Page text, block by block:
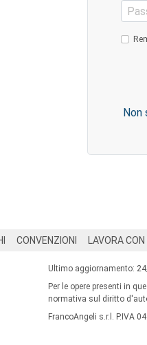
Non
CONVENZIONI LAVORA CON
Ultimo aggiornamento:
Per le opere presenti in
normativa sul diritto
FrancoAngeli s.r.l. P.IVA